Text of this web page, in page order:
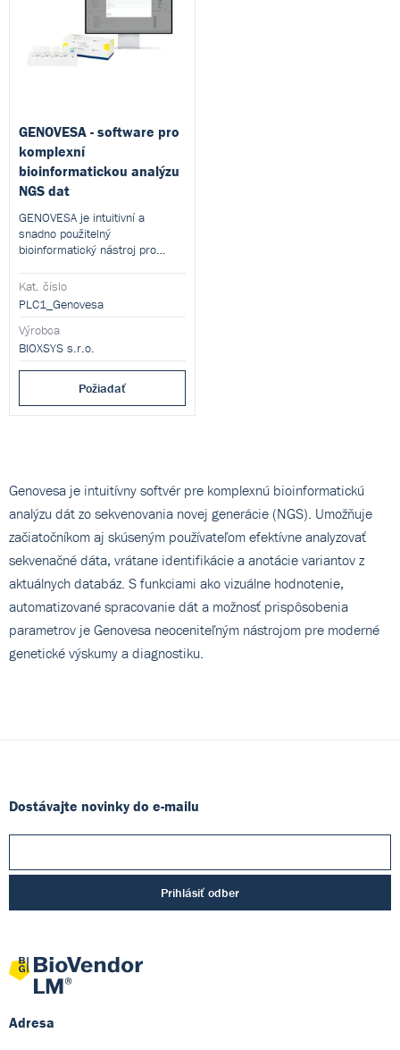
GENOVESA - software pro
komplexní
bioinformatickou analýzu
NGS dat
GENOVESA je intuitivní a
snadno použitelný
bioinformatický nástroj pro
Kat. číslo
PLC1_Genovesa
Výrobca
BIOXSYS s.r.o.
Požiadať
Genovesa je intuitívny softvér pre komplexnú bioinformatickú
analýzu dát zo sekvenovania novej generácie (NGS). Umožňuje
začiatočníkom aj skúseným používateľom efektívne analyzovať
sekvenačné dáta, vrátane identifikácie a anotácie variantov z
aktuálnych databáz. S funkciami ako vizuálne hodnotenie,
automatizované spracovanie dát a možnosť prispôsobenia
parametrov je Genovesa neoceniteľným nástrojom pre moderné
genetické výskumy a diagnostiku.
Dostávajte novinky do e-mailu
Prihlásiť odber
Adresa